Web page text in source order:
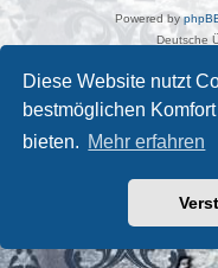
Diese Website nutzt
bestmöglichen
bieten. Mehr erfahren
Powered by
Deutsche